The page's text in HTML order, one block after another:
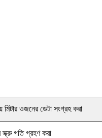
ওজনের ডেটা সংগ্রহ করা
স্ক্রু গতি গ্রহণ করা